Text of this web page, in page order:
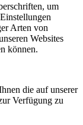
um
Arten von
Websites
können.
die auf unserer
Verfügung zu